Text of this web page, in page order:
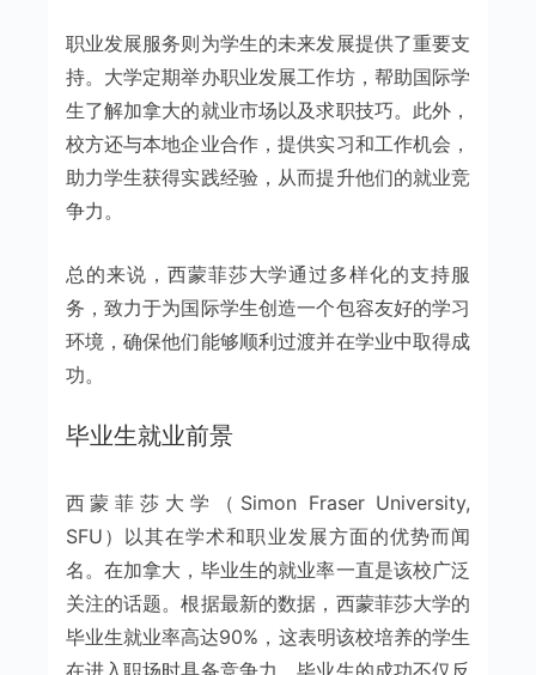
职业发展服务则为学生的未来发展提供了重要支
持。大学定期举办职业发展工作坊，帮助国际学
生了解加拿大的就业市场以及求职技巧。此外，
校方还与本地企业合作，提供实习和工作机会，
助力学生获得实践经验，从而提升他们的就业竞
争力。
总的来说，西蒙菲莎大学通过多样化的支持服
务，致力于为国际学生创造一个包容友好的学习
环境，确保他们能够顺利过渡并在学业中取得成
功。
毕业生就业前景
西蒙菲莎大学（Simon Fraser University,
SFU）以其在学术和职业发展方面的优势而闻
名。在加拿大，毕业生的就业率一直是该校广泛
关注的话题。根据最新的数据，西蒙菲莎大学的
毕业生就业率高达90%，这表明该校培养的学生